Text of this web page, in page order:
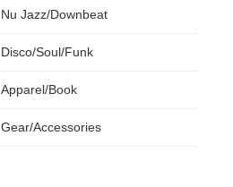
Nu Jazz/Downbeat
Disco/Soul/Funk
Apparel/Book
Gear/Accessories